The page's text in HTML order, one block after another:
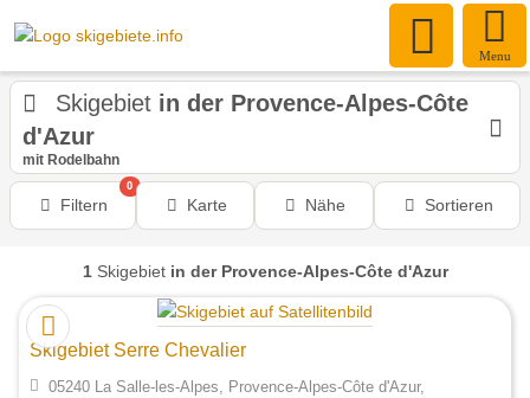
Menu
Skigebiet in der Provence-Alpes-Côte
d'Azur
mit Rodelbahn
Filtern
0
Karte Nähe Sortieren
1Skigebiet in der Provence-Alpes-Côte d'Azur
Skigebiet Serre Chevalier
05240 La Salle-les-Alpes, Provence-Alpes-Côte d'Azur,